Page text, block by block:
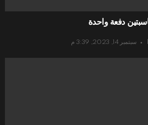
دفعة واحدة
سبتمبر 14, 2023, 3:39 م